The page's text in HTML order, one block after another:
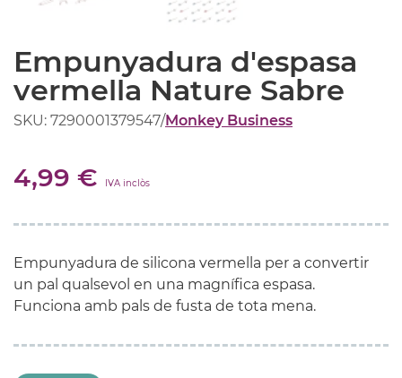
Empunyadura d'espasa
vermella Nature Sabre
SKU: 7290001379547/Monkey Business
4,99 € IVA inclòs
Empunyadura de silicona vermella per a convertir
un pal qualsevol en una magnífica espasa.
Funciona amb pals de fusta de tota mena.